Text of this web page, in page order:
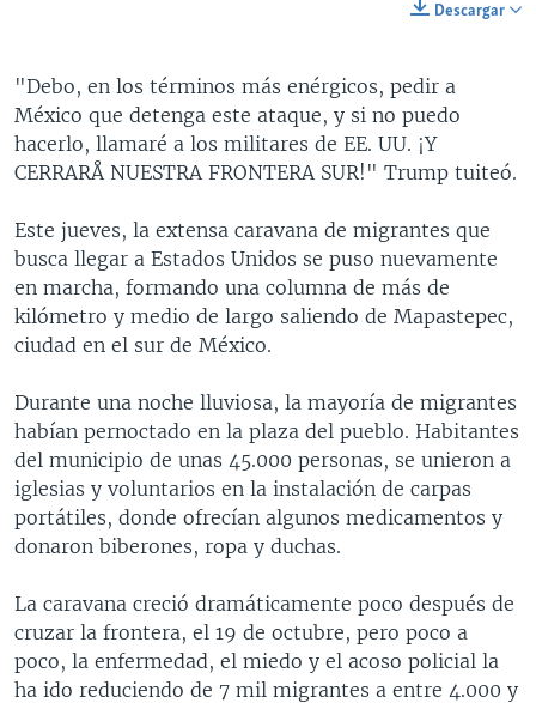
Descargar
"Debo, en los términos más enérgicos, pedir a
México que detenga este ataque, y si no puedo
hacerlo, llamaré a los militares de EE. UU. ¡Y
CERRARÅ NUESTRA FRONTERA SUR!" Trump tuiteó.
Este jueves, la extensa caravana de migrantes que
busca llegar a Estados Unidos se puso nuevamente
en marcha, formando una columna de más de
kilómetro y medio de largo saliendo de Mapastepec,
ciudad en el sur de México.
Durante una noche lluviosa, la mayoría de migrantes
habían pernoctado en la plaza del pueblo. Habitantes
del municipio de unas 45.000 personas, se unieron a
iglesias y voluntarios en la instalación de carpas
portátiles, donde ofrecían algunos medicamentos y
donaron biberones, ropa y duchas.
La caravana creció dramáticamente poco después de
cruzar la frontera, el 19 de octubre, pero poco a
poco, la enfermedad, el miedo y el acoso policial la
ha ido reduciendo de 7 mil migrantes a entre 4.000 y